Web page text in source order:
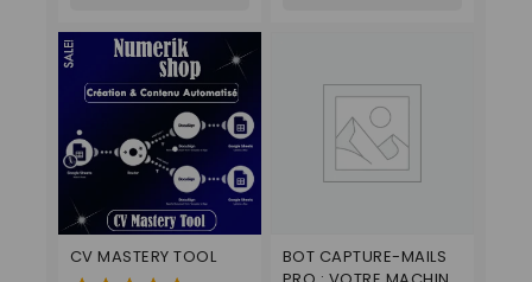
CV MASTERY TOOL
BOT CAPTURE-MAILS